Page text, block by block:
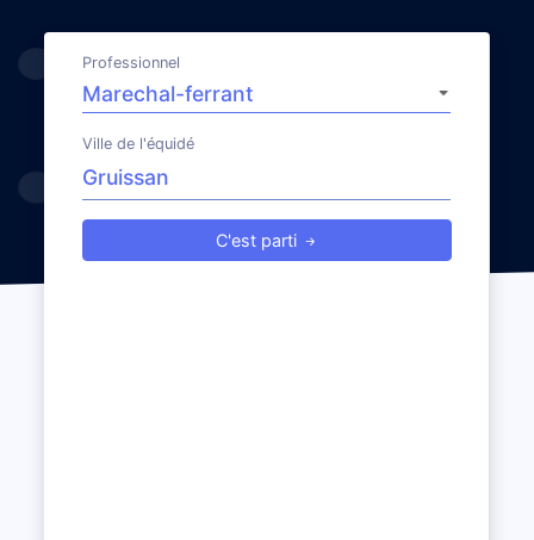
Professionnel
Ville de l'équidé
C'est parti